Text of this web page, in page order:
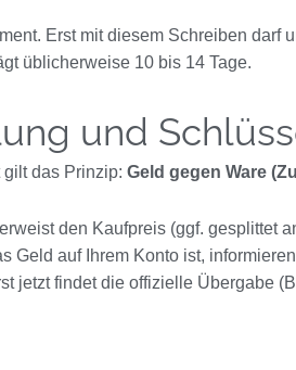
Erst mit diesem Schreiben
üblicherweise 10 bis 14 Tage.
und
gilt das Prinzip: Geld gegen Ware
den Kaufpreis (ggf. gesplittet
Geld auf Ihrem Konto ist,
jetzt findet die offizielle Übergabe